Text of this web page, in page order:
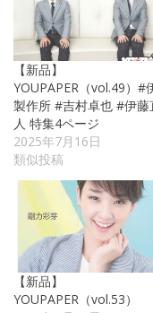
【新品】
YOUPAPER（vol.49）#
製作所 #吉村卓也 #伊藤
人 特集4ページ
2025年7月16日
類似投稿
【新品】
YOUPAPER（vol.53）